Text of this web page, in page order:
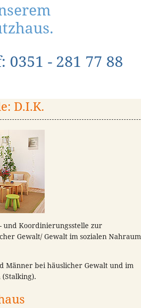
0351 - 281 77 88
D.I.K.
und Koordinierungsstelle zur
Gewalt/ Gewalt im sozialen Nahraum
Männer bei häuslicher Gewalt und im
(Stalking).